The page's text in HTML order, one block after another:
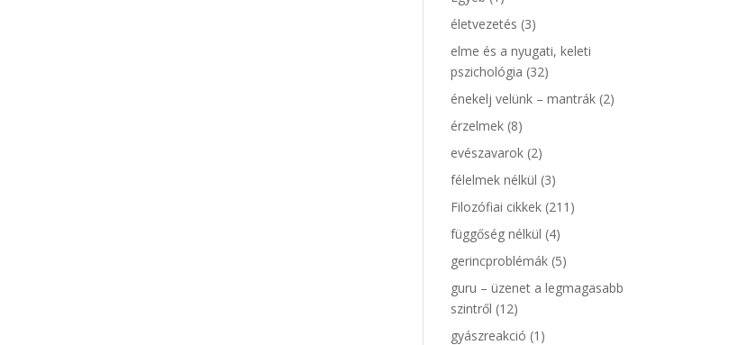
életvezetés (3)
elme és a nyugati, keleti
pszichológia (32)
énekelj velünk – mantrák (2)
érzelmek (8)
evészavarok (2)
félelmek nélkül (3)
Filozófiai cikkek (211)
függőség nélkül (4)
gerincproblémák (5)
guru – üzenet a legmagasabb
szintről (12)
gyászreakció (1)